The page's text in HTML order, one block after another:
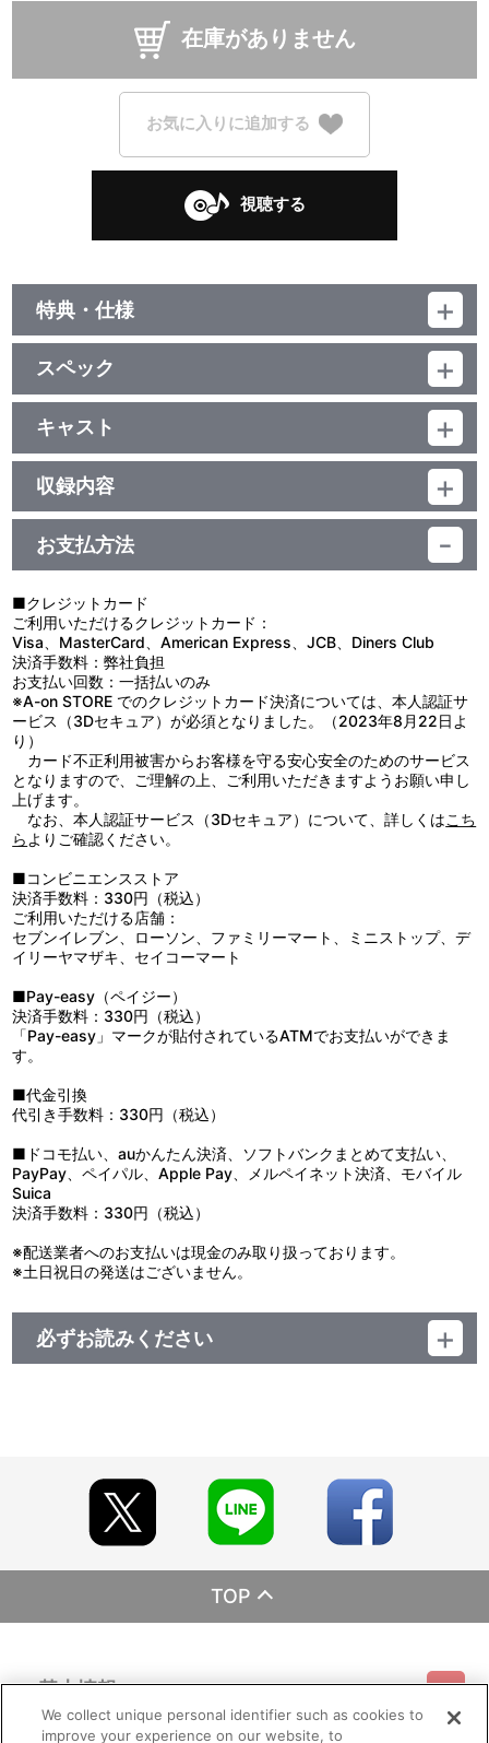
在庫がありません
お気に入りに追加する
視聴する
特典・仕様
他、仕様
描き下ろしジャケット
スペック
品番：LACA-15097
ジャンル：国内アニメ音楽
アルバム
／77分
キャスト
下野紘(小動爽太)/神谷浩史(オリヴィエ)/葉月絵理乃(サエコ)/生天目
仁美(井上薫子)/渡邊明乃(小動まつり)/諏訪部順一(六道誠之助)/小清
水亜美(加藤えれな)
収録内容
＜収録曲＞
1：失恋ショコラティエ ２ 第１話
2：失恋ショコラティエ ２ 第２話
3：失恋ショコラティエ ２ 第３話
4：キャストコメント
お支払方法
■クレジットカード
ご利用いただけるクレジットカード：
Visa、MasterCard、American Express、JCB、Diners Club
決済手数料：弊社負担
お支払い回数：一括払いのみ
※A-on STORE でのクレジットカード決済については、本人認証サ
ービス（3Dセキュア）が必須となりました。（2023年8月22日よ
り）
カード不正利用被害からお客様を守る安心安全のためのサービス
となりますので、ご理解の上、ご利用いただきますようお願い申し
上げます。
なお、本人認証サービス（3Dセキュア）について、詳しくはこち
ら よりご確認ください。
■コンビニエンスストア
決済手数料：330円（税込）
ご利用いただける店舗：
セブンイレブン、ローソン、ファミリーマート、ミニストップ、デ
イリーヤマザキ、セイコーマート
■Pay-easy（ペイジー）
決済手数料：330円（税込）
「Pay-easy」マークが貼付されているATMでお支払いができま
す。
■代金引換
代引き手数料：330円（税込）
■ドコモ払い、auかんたん決済、ソフトバンクまとめて支払い、
PayPay、ペイパル、Apple Pay、メルペイネット決済、モバイル
Suica
決済手数料：330円（税込）
※配送業者へのお支払いは現金のみ取り扱っております。
※土日祝日の発送はございません。
必ずお読みください
TOP
基本情報
We collect unique personal identifier such as cookies to
improve your experience on our website, to